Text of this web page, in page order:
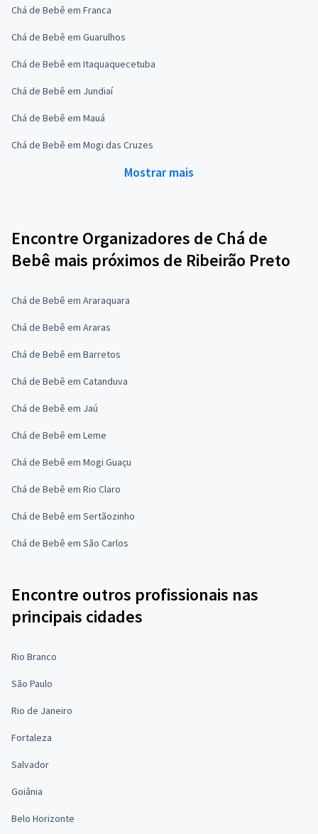
Chá de Bebê em Franca
Chá de Bebê em Guarulhos
Chá de Bebê em Itaquaquecetuba
Chá de Bebê em Jundiaí
Chá de Bebê em Mauá
Chá de Bebê em Mogi das Cruzes
Mostrar mais
Encontre Organizadores de Chá de
Bebê mais próximos de Ribeirão Preto
Chá de Bebê em Araraquara
Chá de Bebê em Araras
Chá de Bebê em Barretos
Chá de Bebê em Catanduva
Chá de Bebê em Jaú
Chá de Bebê em Leme
Chá de Bebê em Mogi Guaçu
Chá de Bebê em Rio Claro
Chá de Bebê em Sertãozinho
Chá de Bebê em São Carlos
Encontre outros profissionais nas
principais cidades
Rio Branco
São Paulo
Rio de Janeiro
Fortaleza
Salvador
Goiânia
Belo Horizonte